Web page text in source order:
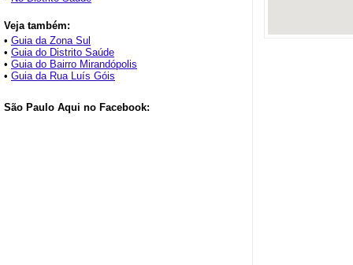
Veja também:
• Guia da Zona Sul
• Guia do Distrito Saúde
• Guia do Bairro Mirandópolis
• Guia da Rua Luís Góis
São Paulo Aqui no Facebook: